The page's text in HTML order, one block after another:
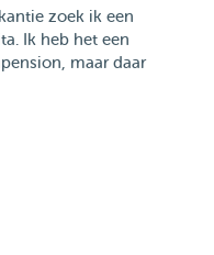
zoek ik een
Ik heb het een
maar daar